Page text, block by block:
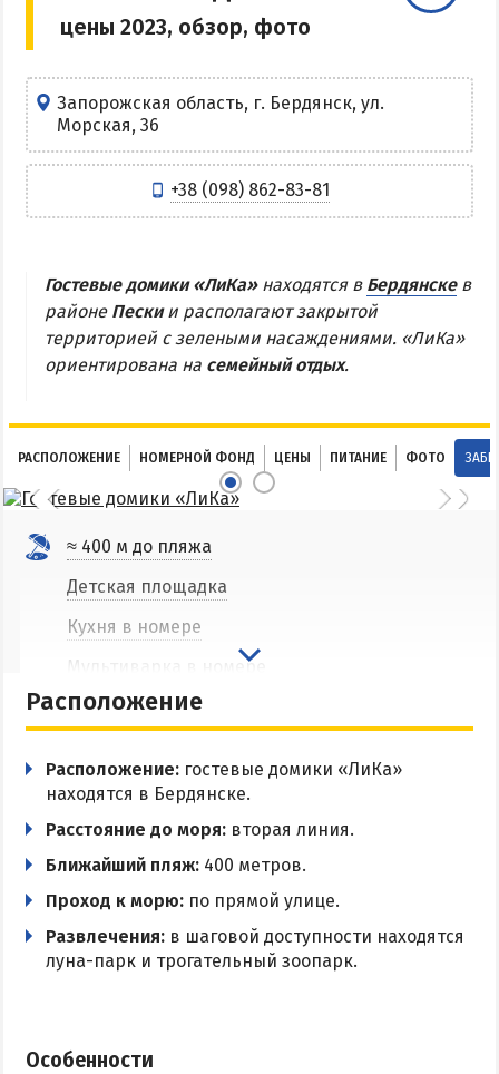
Центр Кирилловки
Остров Бирючий
Частный сектор в Кирилловке
Жилье в Кирилловке с бассейном
Жилье на первой линии
АРАБАТСКАЯ СТРЕЛКА
Веб-камеры Арабатки и Геническа
Проезд на Арабатскую Стрелку
Горячие источники
Розовое озеро
Глицериновое озеро
Сиваш
Аскания-Нова
БАЗЫ ОТДЫХА И ОТЕЛИ АРАБАТКИ
Генгорка
СТЕПАНОВКА ПЕРВАЯ
Пансионаты и базы отдыха Степановки-1
цены 2023, обзор, фото
Запорожская область, г. Бердянск, ул.
Морская, 36
+38 (098) 862-83-81
Гостевые домики «ЛиКа»находятся в Бердянскев
районе Пескии располагают закрытой
территорией с зелеными насаждениями. «ЛиКа»
ориентирована на семейный отдых.
РАСПОЛОЖЕНИЕ НОМЕРНОЙ ФОНД ЦЕНЫ ПИТАНИЕ ФОТО
≈ 400 м до пляжа
Детская площадка
Кухня в номере
Мультиварка в номере
Беседки
Wi-Fi
Разрешено с животными
Расположение
Расположение: гостевые домики «ЛиКа»
находятся в Бердянске.
Расстояние до моря: вторая линия.
Ближайший пляж: 400 метров.
Проход к морю: по прямой улице.
Развлечения: в шаговой доступности находятся
луна-парк и трогательный зоопарк.
Особенности